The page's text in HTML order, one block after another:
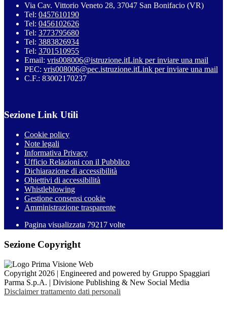
Via Cav. Vittorio Veneto 28, 37047 San Bonifacio (VR)
Tel: 0457610190
Tel: 0456102626
Tel: 3773795680
Tel: 3883826934
Tel: 3701510955
Email: vris008006@istruzione.itLink per inviare una mail
PEC: vris008006@pec.istruzione.itLink per inviare una mail
C.F.: 83002170237
Sezione Link Utili
Cookie policy
Note legali
Informativa Privacy
Ufficio Relazioni con il Pubblico
Dichiarazione di accessibilità
Obiettivi di accessibilità
Whistleblowing
Gestione consensi cookie
Amministrazione trasparente
Pagina visualizzata 79217 volte
Sezione Copyright
Copyright 2026 | Engineered and powered by Gruppo Spaggiari
Parma S.p.A. | Divisione Publishing & New Social Media
Disclaimer trattamento dati personali